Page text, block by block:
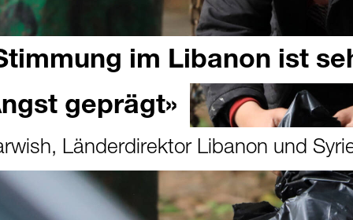
im Libanon ist
geprägt»
Länderdirektor Libanon und